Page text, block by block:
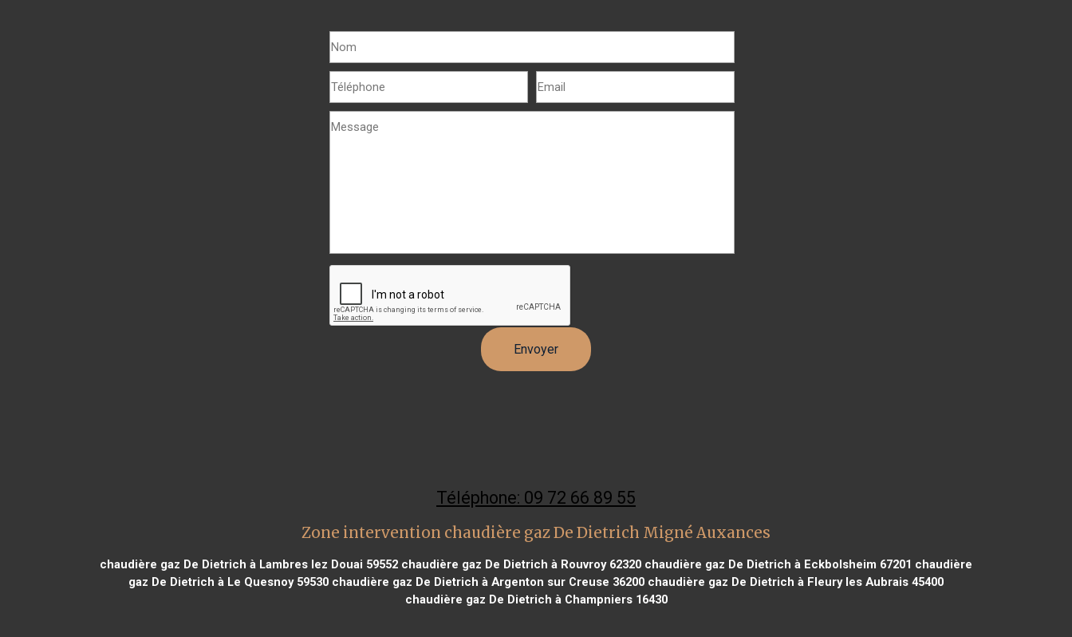
Téléphone: 09 72 66 89 55
Zone intervention chaudière gaz De Dietrich Migné Auxances
chaudière gaz De Dietrich à Lambres lez Douai 59552 chaudière gaz De Dietrich à Rouvroy 62320 chaudière gaz De Dietrich à Eckbolsheim 67201 chaudière
gaz De Dietrich à Le Quesnoy 59530 chaudière gaz De Dietrich à Argenton sur Creuse 36200 chaudière gaz De Dietrich à Fleury les Aubrais 45400
chaudière gaz De Dietrich à Champniers 16430